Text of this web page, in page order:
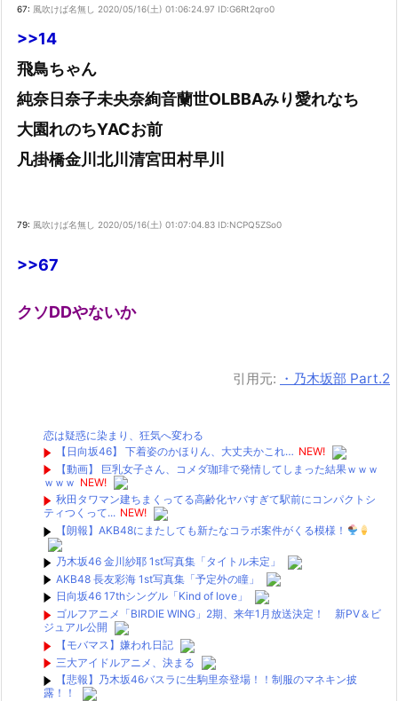
67: 風吹けば名無し 2020/05/16(土) 01:06:24.97 ID:G6Rt2qro0
>>14
飛鳥ちゃん
純奈日奈子未央奈絢音蘭世OLBBAみり愛れなち
大園れのちYACお前
凡掛橋金川北川清宮田村早川
79: 風吹けば名無し 2020/05/16(土) 01:07:04.83 ID:NCPQ5ZSo0
>>67
クソDDやないか
引用元: ・乃木坂部 Part.2
恋は疑惑に染まり、狂気へ変わる
【日向坂46】 下着姿のかほりん、大丈夫かこれ… NEW!
【動画】 巨乳女子さん、コメダ珈琲で発情してしまった結果ｗｗｗ
ｗｗｗ NEW!
秋田タワマン建ちまくってる高齢化ヤバすぎて駅前にコンパクトシ
ティつくって... NEW!
【朗報】AKB48にまたしても新たなコラボ案件がくる模様！
乃木坂46 金川紗耶 1st写真集「タイトル未定」
AKB48 長友彩海 1st写真集「予定外の瞳」
日向坂46 17thシングル「Kind of love」
ゴルフアニメ「BIRDIE WING」2期、来年1月放送決定！ 新PV＆ビ
ジュアル公開
【モバマス】嫌われ日記
三大アイドルアニメ、決まる
【悲報】乃木坂46バスラに生駒里奈登場！！制服のマネキン披
露！！